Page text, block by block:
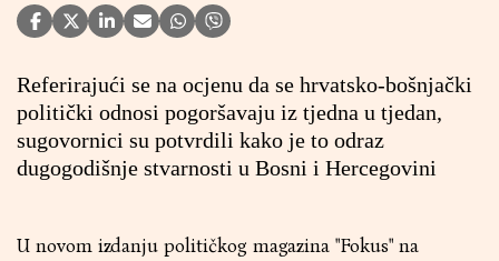
Referirajući se na ocjenu da se hrvatsko-bošnjački
politički odnosi pogoršavaju iz tjedna u tjedan,
sugovornici su potvrdili kako je to odraz
dugogodišnje stvarnosti u Bosni i Hercegovini
U novom izdanju političkog magazina "Fokus" na